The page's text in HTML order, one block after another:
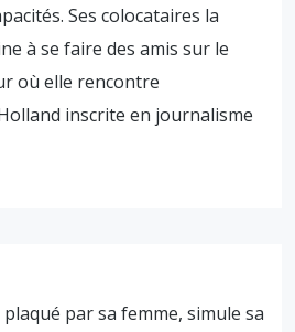
Ses colocataires la
à se faire des amis sur le
où elle rencontre
inscrite en journalisme
par sa femme, simule sa